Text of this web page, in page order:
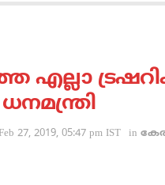
എല്ലാ
Feb 27, 2019, 05:47 pm IST in